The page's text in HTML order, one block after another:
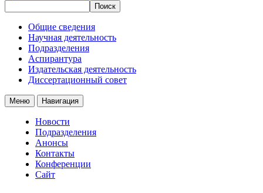
Общие сведения
Научная деятельность
Подразделения
Аспирантура
Издательская деятельность
Диссертационный совет
Меню Навигация
Новости
Подразделения
Анонсы
Контакты
Конференции
Сайт